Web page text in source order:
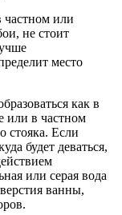
частном или
не стоит
место
как в
или в частном
стояка. Если
будет деваться,
или серая вода
ванны,